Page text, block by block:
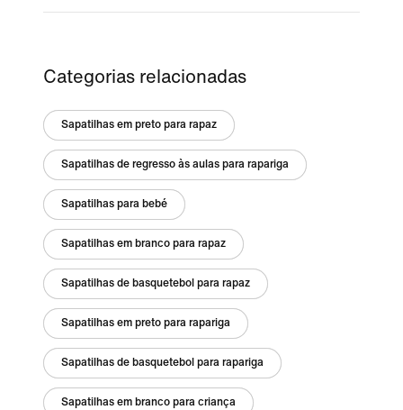
Categorias relacionadas
Sapatilhas em preto para rapaz
Sapatilhas de regresso às aulas para rapariga
Sapatilhas para bebé
Sapatilhas em branco para rapaz
Sapatilhas de basquetebol para rapaz
Sapatilhas em preto para rapariga
Sapatilhas de basquetebol para rapariga
Sapatilhas em branco para criança